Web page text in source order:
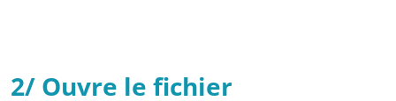
2/ Ouvre le fichier